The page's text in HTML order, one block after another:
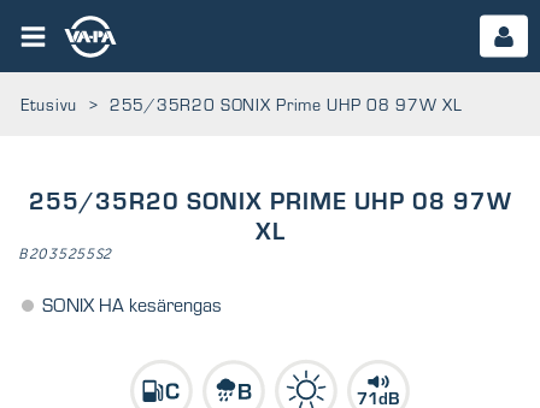
Etusivu > 255/35R20 SONIX Prime UHP 08 97W XL
255/35R20 SONIX PRIME UHP 08 97W
XL
B2035255S2
SONIX HA kesärengas
71dB